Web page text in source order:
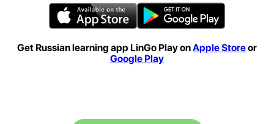
Get Russian learning app LinGo Play onApple Storeor
Google Play